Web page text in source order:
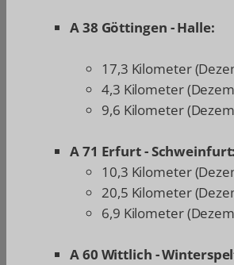
A 38 Göttingen - Halle:
17,3 Kilometer
4,3 Kilometer
9,6 Kilometer
A 71 Erfurt - Schweinfurt:
10,3 Kilometer
20,5 Kilometer
6,9 Kilometer
A 60 Wittlich -